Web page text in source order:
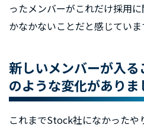
ったメンバーがこれだけ採用
かなかないことだと感じていま
新しいメンバーが入
のような変化がありま
これまでStock社になかったや